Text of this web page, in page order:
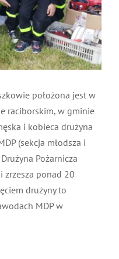
położona jest w
raciborskim, w gminie
i kobieca drużyna
(sekcja młodsza i
Pożarnicza
ponad 20
drużyny to
MDP w